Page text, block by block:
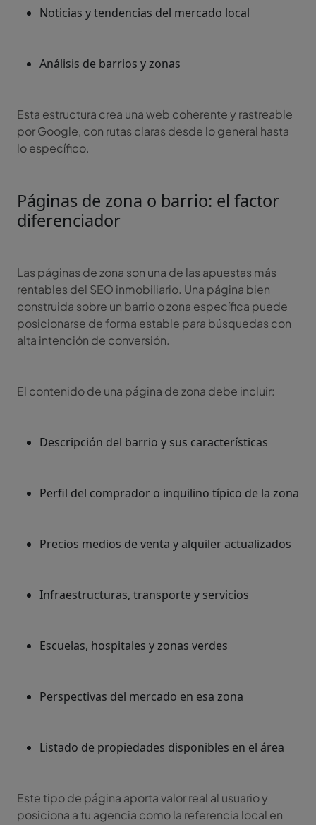
Noticias y tendencias del mercado local
Análisis de barrios y zonas
Esta estructura crea una web coherente y rastreable
por Google, con rutas claras desde lo general hasta
lo específico.
Páginas de zona o barrio: el factor
diferenciador
Las páginas de zona son una de las apuestas más
rentables del SEO inmobiliario. Una página bien
construida sobre un barrio o zona específica puede
posicionarse de forma estable para búsquedas con
alta intención de conversión.
El contenido de una página de zona debe incluir:
Descripción del barrio y sus características
Perfil del comprador o inquilino típico de la zona
Precios medios de venta y alquiler actualizados
Infraestructuras, transporte y servicios
Escuelas, hospitales y zonas verdes
Perspectivas del mercado en esa zona
Listado de propiedades disponibles en el área
Este tipo de página aporta valor real al usuario y
posiciona a tu agencia como la referencia local en